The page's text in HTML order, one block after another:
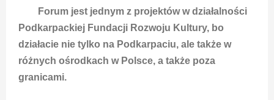
Forum jest jednym z projektów w działalności
Podkarpackiej Fundacji Rozwoju Kultury, bo
działacie nie tylko na Podkarpaciu, ale także w
różnych ośrodkach w Polsce, a także poza
granicami.